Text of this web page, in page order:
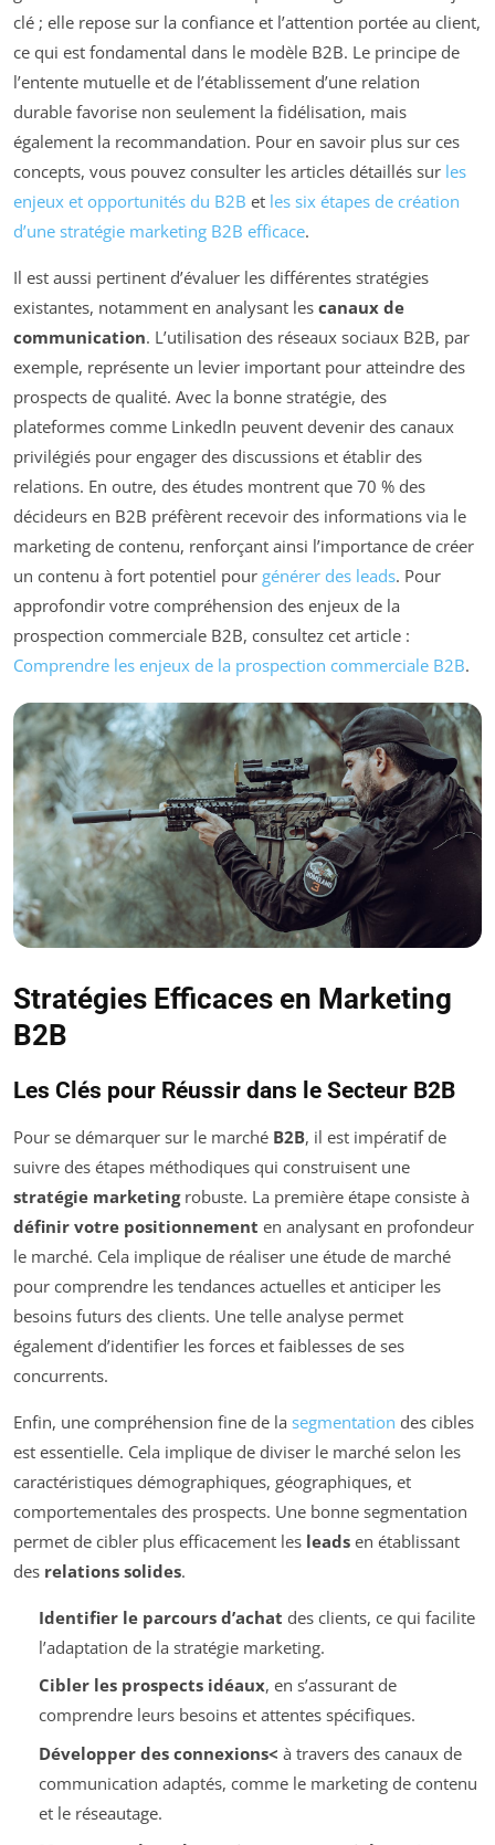
clé ; elle repose sur la confiance et l’attention portée au client,
ce qui est fondamental dans le modèle B2B. Le principe de
l’entente mutuelle et de l’établissement d’une relation
durable favorise non seulement la fidélisation, mais
également la recommandation. Pour en savoir plus sur ces
concepts, vous pouvez consulter les articles détaillés sur les
enjeux et opportunités du B2B et les six étapes de création
d’une stratégie marketing B2B efficace.
Il est aussi pertinent d’évaluer les différentes stratégies
existantes, notamment en analysant les canaux de
communication. L’utilisation des réseaux sociaux B2B, par
exemple, représente un levier important pour atteindre des
prospects de qualité. Avec la bonne stratégie, des
plateformes comme LinkedIn peuvent devenir des canaux
privilégiés pour engager des discussions et établir des
relations. En outre, des études montrent que 70 % des
décideurs en B2B préfèrent recevoir des informations via le
marketing de contenu, renforçant ainsi l’importance de créer
un contenu à fort potentiel pour générer des leads. Pour
approfondir votre compréhension des enjeux de la
prospection commerciale B2B, consultez cet article :
Comprendre les enjeux de la prospection commerciale B2B.
Stratégies Efficaces en Marketing
B2B
Les Clés pour Réussir dans le Secteur B2B
Pour se démarquer sur le marché B2B, il est impératif de
suivre des étapes méthodiques qui construisent une
stratégie marketingrobuste. La première étape consiste à
définir votre positionnement en analysant en profondeur
le marché. Cela implique de réaliser une étude de marché
pour comprendre les tendances actuelles et anticiper les
besoins futurs des clients. Une telle analyse permet
également d’identifier les forces et faiblesses de ses
concurrents.
Enfin, une compréhension fine de la segmentation des cibles
est essentielle. Cela implique de diviser le marché selon les
caractéristiques démographiques, géographiques, et
comportementales des prospects. Une bonne segmentation
permet de cibler plus efficacement les leads en établissant
des relations solides.
Identifier le parcours d’achat des clients, ce qui facilite
l’adaptation de la stratégie marketing.
Cibler les prospects idéaux, en s’assurant de
comprendre leurs besoins et attentes spécifiques.
Développer des connexions< à travers des canaux de
communication adaptés, comme le marketing de contenu
et le réseautage.